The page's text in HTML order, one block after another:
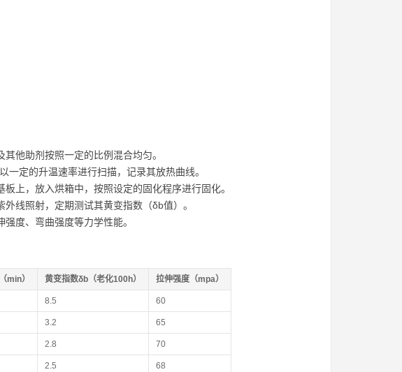
他助剂按照一定的比例混合均匀。
定的升温速率进行扫描，记录其放热曲线。
上，放入烘箱中，按照设定的固化程序进行固化。
线照射，定期测试其黄变指数（δb值）。
度、弯曲强度等力学性能。
min） 黄变指数δb（老化100h） 拉伸强度（mpa）
8.5 60
3.2 65
2.8 70
2.5 68